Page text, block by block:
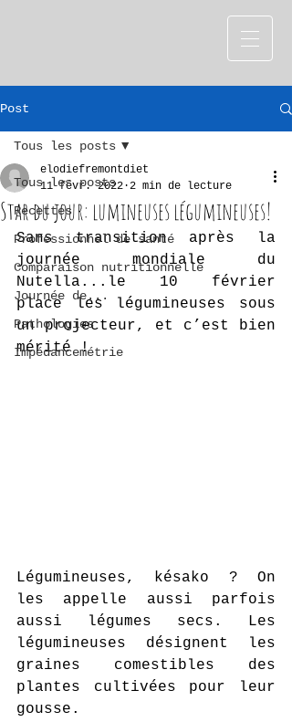
Post
Tous les posts
Recettes
Professionnel de santé
Comparaison nutritionnelle
Journée de...
Pathologies
Impédancemétrie
Tous les posts
Star du jour: lumineuses légumineuses!
elodiefremontdiet
11 févr. 2022 2 min de lecture
Sans transition après la
journée mondiale du
Nutella...le 10 février
place les légumineuses sous
un projecteur, et c’est bien
mérité !
Légumineuses, késako ? On
les appelle aussi parfois
aussi légumes secs. Les
légumineuses désignent les
graines comestibles des
plantes cultivées pour leur
gousse.